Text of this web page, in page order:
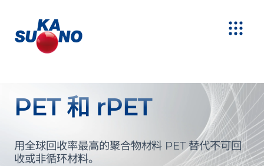
PET 和 rPET
用全球回收率最高的聚合物材料 PET 替代不可回
收或非循环材料。